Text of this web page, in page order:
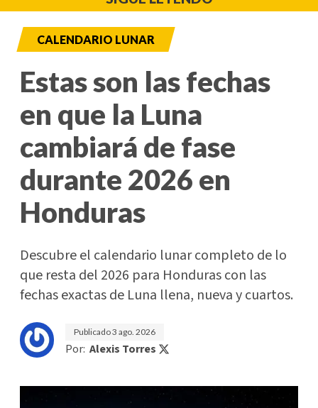
CALENDARIO LUNAR
Estas son las fechas
en que la Luna
cambiará de fase
durante 2026 en
Honduras
Descubre el calendario lunar completo de lo
que resta del 2026 para Honduras con las
fechas exactas de Luna llena, nueva y cuartos.
Publicado3 ago. 2026
Por: Alexis Torres